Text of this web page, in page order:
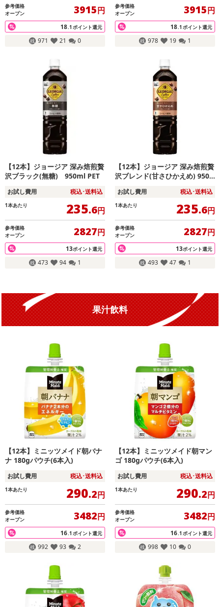
参考価格
オープン
3915円
18.1 ポイント還元
971 21 0
参考価格
オープン
3915円
18.1 ポイント還元
978 19 1
【12本】ジョージア 深み焙煎贅
沢ブラック(無糖) 950ml PET
お試し費用 税込･送料込
1本あたり 235.6円
参考価格
オープン
2827円
13ポイント還元
473 94 1
【12本】ジョージア 深み焙煎贅
沢ブレンド(甘さひかえめ) 950
お試し費用 税込･送料込
1本あたり 235.6円
参考価格
オープン
2827円
13ポイント還元
493 47 1
果汁飲料
【12本】ミニッツメイド朝バナ
ナ 180gパウチ(6本入)
お試し費用 税込･送料込
1本あたり 290.2円
参考価格
オープン
3482円
16.1ポイント還元
992 93 2
【12本】ミニッツメイド朝マン
ゴ 180gパウチ(6本入)
お試し費用 税込･送料込
1本あたり 290.2円
参考価格
オープン
3482円
16.1ポイント還元
998 10 0